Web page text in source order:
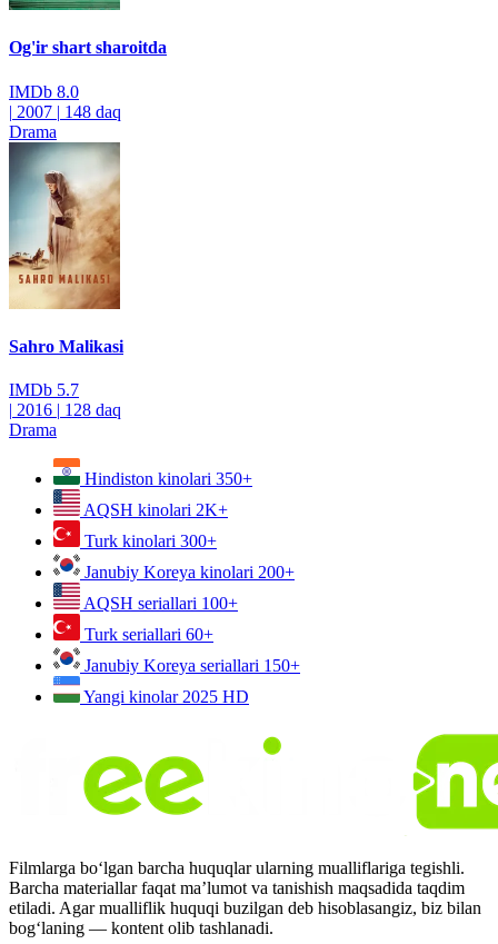
Og'ir shart sharoitda
IMDb 8.0
| 2007 | 148 daq
Drama
Sahro Malikasi
IMDb 5.7
| 2016 | 128 daq
Drama
Hindiston kinolari 350+
AQSH kinolari 2K+
Turk kinolari 300+
Janubiy Koreya kinolari 200+
AQSH seriallari 100+
Turk seriallari 60+
Janubiy Koreya seriallari 150+
Yangi kinolar 2025 HD
Filmlarga bo‘lgan barcha huquqlar ularning mualliflariga tegishli.
Barcha materiallar faqat ma’lumot va tanishish maqsadida taqdim
etiladi. Agar mualliflik huquqi buzilgan deb hisoblasangiz, biz bilan
bog‘laning — kontent olib tashlanadi.